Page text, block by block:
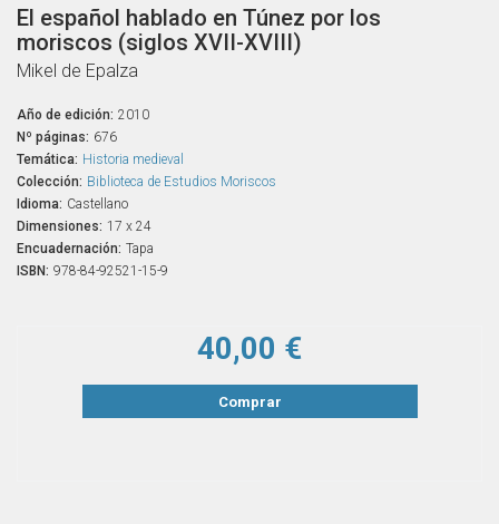
El español hablado en Túnez por los
moriscos (siglos XVII-XVIII)
Mikel de Epalza
Año de edición: 2010
Nº páginas: 676
Temática: Historia medieval
Colección: Biblioteca de Estudios Moriscos
Idioma: Castellano
Dimensiones: 17 x 24
Encuadernación: Tapa
ISBN: 978-84-92521-15-9
40,00 €
Comprar